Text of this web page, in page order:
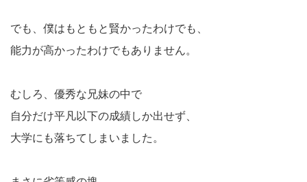
でも、僕はもともと賢かったわけでも、
能力が高かったわけでもありません。
むしろ、優秀な兄妹の中で
自分だけ平凡以下の成績しか出せず、
大学にも落ちてしまいました。